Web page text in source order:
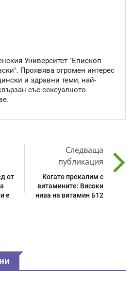
Университет "Епископ
Проявява огромен интерес
и здравни теми, най-
със сексуалното
от
е
Следваща
публикация
Когато прекалим с
витамините: Високи
нива на витамин Б12